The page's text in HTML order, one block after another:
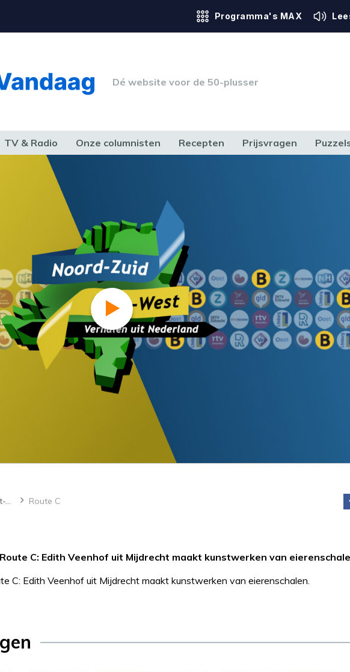
Programma's MAX
Dé website voor de 50-plusser
TV & Radio Onze columnisten Recepten Prijsvragen
GELD, WERK & RECHT
Noord-Zuid-Oost-West Route C
C: Edith Veenhof uit Mijdrecht maakt kunstwerken van
C: Edith Veenhof uit Mijdrecht maakt kunstwerken van eierenschalen.